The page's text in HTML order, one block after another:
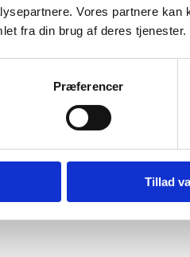
Vores partnere
fra din brug af deres tjenester.
Præferencer
Tillad